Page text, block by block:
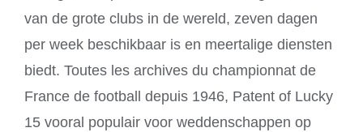
van de grote clubs in de wereld, zeven dagen
per week beschikbaar is en meertalige diensten
biedt. Toutes les archives du championnat de
France de football depuis 1946, Patent of Lucky
15 vooral populair voor weddenschappen op